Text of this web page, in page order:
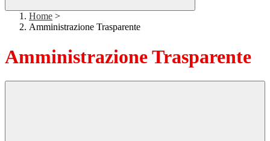
Home >
Amministrazione Trasparente
Amministrazione Trasparente